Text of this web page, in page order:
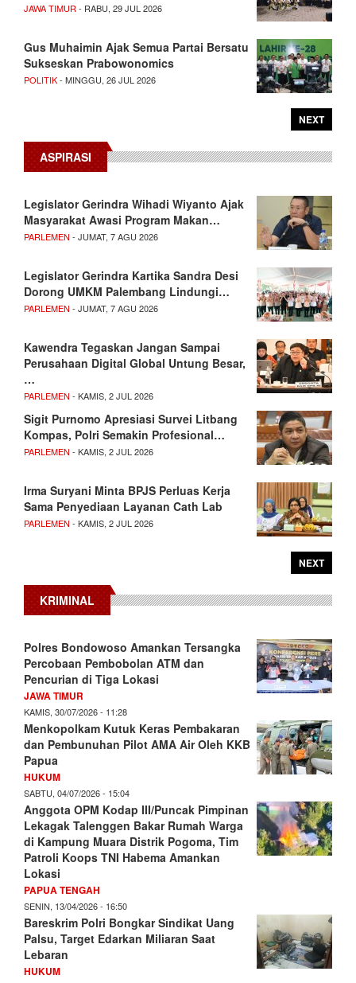
JAWA TIMUR - RABU, 29 JUL 2026
Gus Muhaimin Ajak Semua Partai Bersatu
Sukseskan Prabowonomics
POLITIK- MINGGU, 26 JUL 2026
NEXT
ASPIRASI
Legislator Gerindra Wihadi Wiyanto Ajak
Masyarakat Awasi Program Makan…
PARLEMEN - JUMAT, 7 AGU 2026
Legislator Gerindra Kartika Sandra Desi
Dorong UMKM Palembang Lindungi…
PARLEMEN - JUMAT, 7 AGU 2026
Kawendra Tegaskan Jangan Sampai
Perusahaan Digital Global Untung Besar,
…
PARLEMEN - KAMIS, 2 JUL 2026
Sigit Purnomo Apresiasi Survei Litbang
Kompas, Polri Semakin Profesional…
PARLEMEN - KAMIS, 2 JUL 2026
Irma Suryani Minta BPJS Perluas Kerja
Sama Penyediaan Layanan Cath Lab
PARLEMEN - KAMIS, 2 JUL 2026
NEXT
KRIMINAL
Polres Bondowoso Amankan Tersangka
Percobaan Pembobolan ATM dan
Pencurian di Tiga Lokasi
JAWA TIMUR
KAMIS, 30/07/2026 - 11:28
Menkopolkam Kutuk Keras Pembakaran
dan Pembunuhan Pilot AMA Air Oleh KKB
Papua
HUKUM
SABTU, 04/07/2026 - 15:04
Anggota OPM Kodap III/Puncak Pimpinan
Lekagak Talenggen Bakar Rumah Warga
di Kampung Muara Distrik Pogoma, Tim
Patroli Koops TNI Habema Amankan
Lokasi
PAPUA TENGAH
SENIN, 13/04/2026 - 16:50
Bareskrim Polri Bongkar Sindikat Uang
Palsu, Target Edarkan Miliaran Saat
Lebaran
HUKUM